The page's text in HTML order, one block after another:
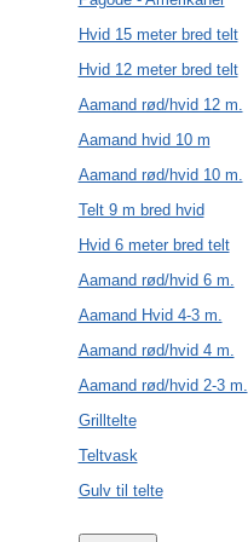
Hvid 15 meter bred telt
Hvid 12 meter bred telt
Aamand rød/hvid 12 m.
Aamand hvid 10 m
Aamand rød/hvid 10 m.
Telt 9 m bred hvid
Hvid 6 meter bred telt
Aamand rød/hvid 6 m.
Aamand Hvid 4-3 m.
Aamand rød/hvid 4 m.
Aamand rød/hvid 2-3 m.
Grilltelte
Teltvask
Gulv til telte